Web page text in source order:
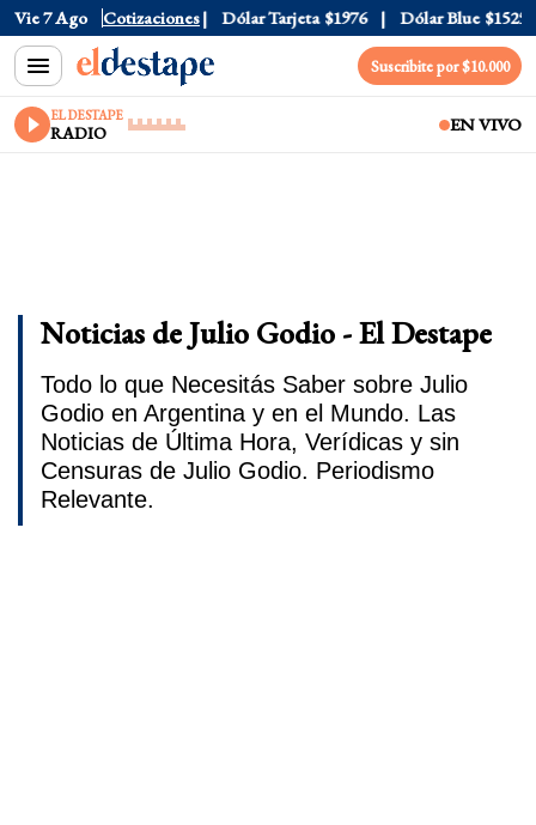
Vie 7 Ago Cotizaciones
Dólar Oficial $1520 Dólar Tarjeta $1976 Dólar Blue $1525
Suscribite por $10.000
EL DESTAPE
RADIO EN VIVO
Noticias de Julio Godio - El Destape
Todo lo que Necesitás Saber sobre Julio
Godio en Argentina y en el Mundo. Las
Noticias de Última Hora, Verídicas y sin
Censuras de Julio Godio. Periodismo
Relevante.